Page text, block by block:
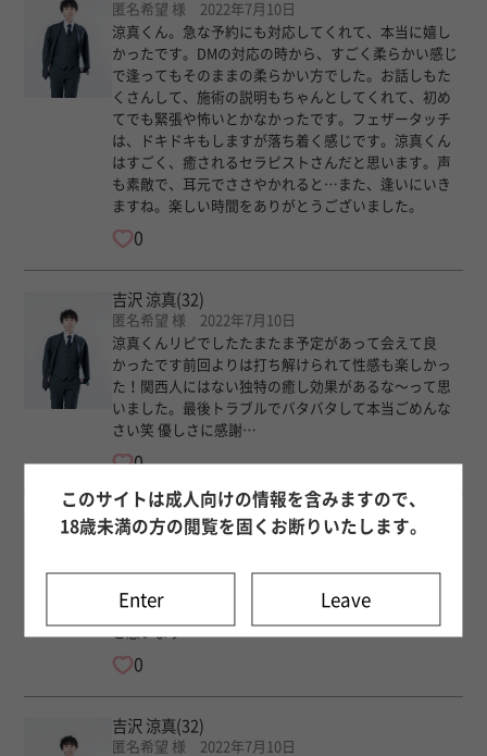
匿名希望 様 2022年7月10日
涼真くん。急な予約にも対応してくれて、本当に嬉し
かったです。DMの対応の時から、すごく柔らかい感じ
で逢ってもそのままの柔らかい方でした。お話しもた
くさんして、施術の説明もちゃんとしてくれて、初め
てでも緊張や怖いとかなかったです。フェザータッチ
は、ドキドキもしますが落ち着く感じです。涼真くん
はすごく、癒されるセラピストさんだと思います。声
も素敵で、耳元でささやかれると…また、逢いにいき
ますね。楽しい時間をありがとうございました。
0
吉沢 涼真(32)
匿名希望 様 2022年7月10日
涼真くんリピでしたたまたま予定があって会えて良
かったです前回よりは打ち解けられて性感も楽しかっ
た！関西人にはない独特の癒し効果があるな〜って思
いました。最後トラブルでバタバタして本当ごめんな
さい笑 優しさに感謝…
0
吉沢 涼真(32)
話しすぎて時間が短く感じたので、また会いに行こう
0
吉沢 涼真(32)
匿名希望 様 2022年7月10日
このサイトは成人向けの情報を含みますので、
18歳未満の方の閲覧を固くお断りいたします。
Enter Leave